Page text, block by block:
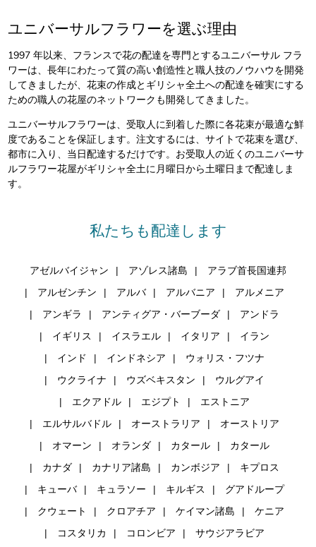
ユニバーサルフラワーを選ぶ理由
1997 年以来、フランスで花の配達を専門とするユニバーサル フラ
ワーは、長年にわたって質の高い創造性と職人技のノウハウを開発
してきましたが、花束の作成とギリシャ全土への配達を確実にする
ための職人の花屋のネットワークも開発してきました。
ユニバーサルフラワーは、受取人に到着した際に各花束が最適な鮮
度であることを保証します。注文するには、サイトで花束を選び、
都市に入り、当日配達するだけです。お受取人の近くのユニバーサ
ルフラワー花屋がギリシャ全土に月曜日から土曜日まで配達しま
す。
私たちも配達します
アゼルバイジャン アゾレス諸島
アラブ首長国連邦
アルゼンチン
アルバ アルバニア
アルメニア
アンギラ
アンティグア・バーブーダ
アンドラ
イギリス
イスラエル イタリア
イラン
インド
インドネシア
ウォリス・フツナ
ウクライナ
ウズベキスタン
ウルグアイ
エクアドル
エジプト
エストニア
エルサルバドル
オーストラリア
オーストリア
オマーン
オランダ カタール
カタール
カナダ
カナリア諸島 カンボジア
キプロス
キューバ
キュラソー キルギス
グアドループ
クウェート
クロアチア ケイマン諸島
ケニア
コスタリカ
コロンビア
サウジアラビア